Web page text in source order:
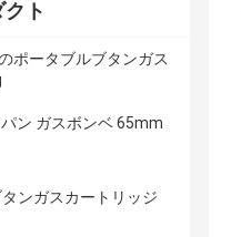
ト
ポータブルブタンガス
ン ガスボンベ 65mm
ンガスカートリッジ